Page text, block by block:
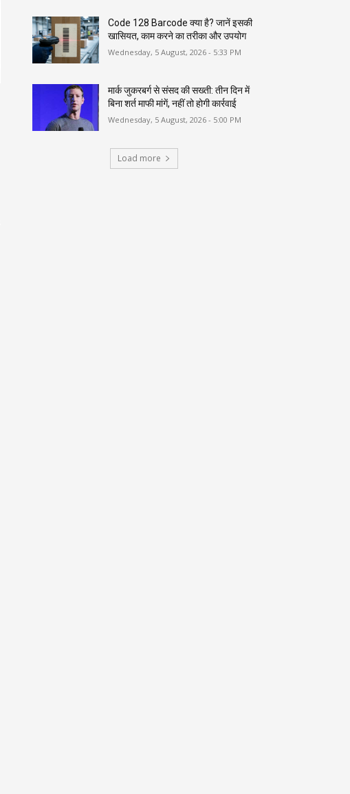
Code 128 Barcode क्या है? जानें इसकी
खासियत, काम करने का तरीका और उपयोग
Wednesday, 5 August, 2026 - 5:33 PM
मार्क जुकरबर्ग से संसद की सख्ती: तीन दिन में
बिना शर्त माफी मांगें, नहीं तो होगी कार्रवाई
Wednesday, 5 August, 2026 - 5:00 PM
Load more